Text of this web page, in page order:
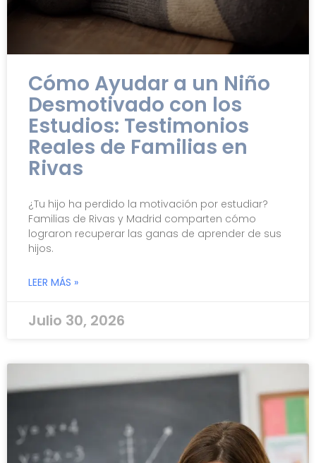
Cómo Ayudar a un Niño
Desmotivado con los
Estudios: Testimonios
Reales de Familias en
Rivas
¿Tu hijo ha perdido la motivación por estudiar?
Familias de Rivas y Madrid comparten cómo
lograron recuperar las ganas de aprender de sus
hijos.
LEER MÁS »
Julio 30, 2026